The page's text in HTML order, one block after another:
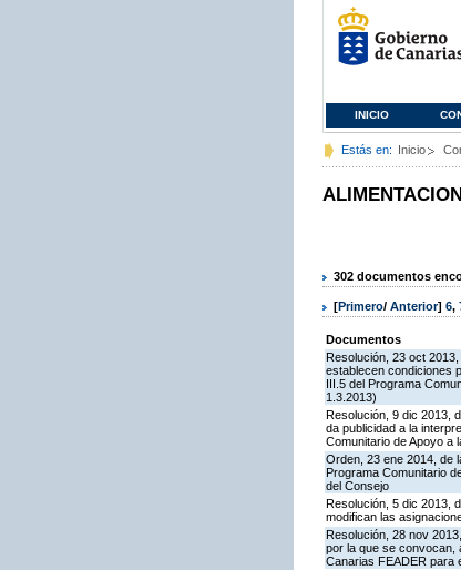
INICIO
Estás en: Inicio
302 documentos
[Primero/ Anterior] 6,
Documentos
Resolución, 23 oct
establecen condiciones
III.5 del Programa
1.3.2013)
Resolución, 9 dic 2013,
da publicidad a la
Comunitario de Apoyo a
Orden, 23 ene 2014, de
Programa Comunitario
del Consejo
Resolución, 5 dic 2013,
modifican las
Resolución, 28 nov
por la que se convocan,
Canarias FEADER para